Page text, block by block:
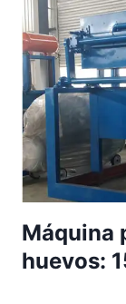
Máquina
huevos: